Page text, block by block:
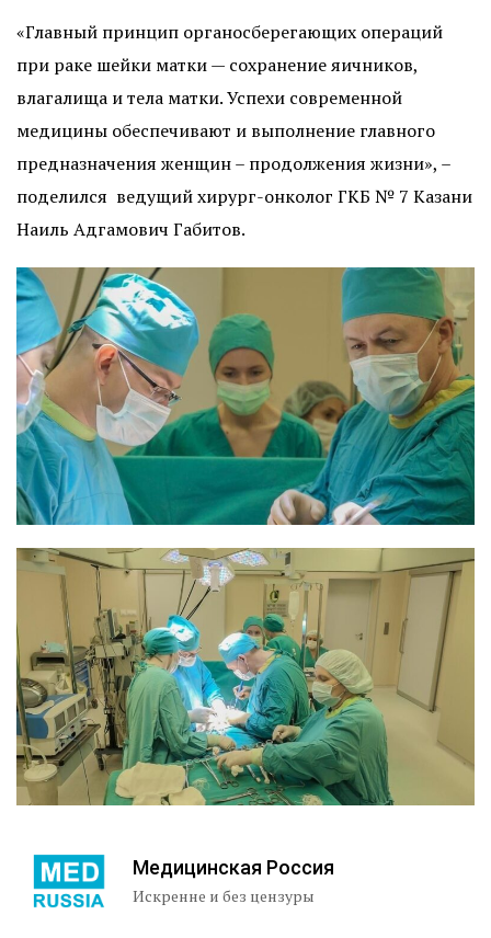
«Главный принцип органосберегающих операций
при раке шейки матки — сохранение яичников,
влагалища и тела матки. Успехи современной
медицины обеспечивают и выполнение главного
предназначения женщин – продолжения жизни», –
поделился ведущий хирург-онколог ГКБ № 7 Казани
Наиль Адгамович Габитов.
Медицинская Россия
Искренне и без цензуры